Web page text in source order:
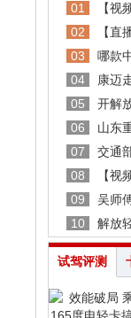
01 【视
02
【直
03
哪款
04
康迈
05
开解
06
山东
07
交通
08
【视
09
吴师
10
解放
试驾评测